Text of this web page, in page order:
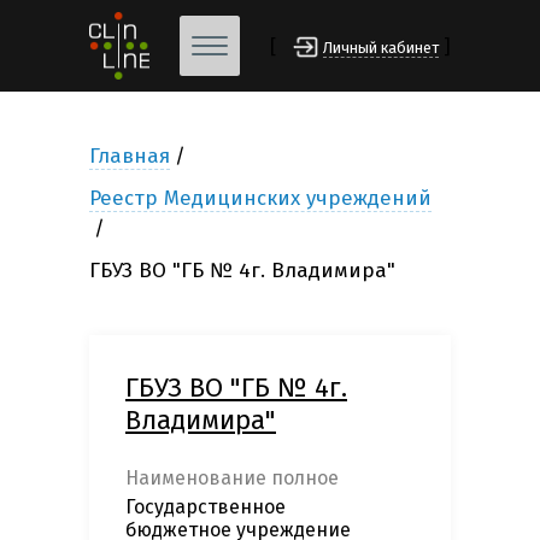
Личный кабинет
Главная
Реестр Медицинских учреждений
ГБУЗ ВО "ГБ № 4г. Владимира"
ГБУЗ ВО "ГБ № 4г.
Владимира"
Наименование полное
Государственное
бюджетное учреждение